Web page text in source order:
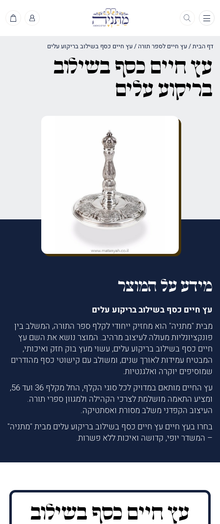
תפריט
דף הבית/עץ חיים לספר תורה /עץ חיים כסף בשילוב בריקוע עלים
עץ חיים כסף בשילוב
בריקוע עלים
מידע על המוצר
עץ חיים כסף בשילוב בריקוע עלים
מבית "מתניה" הוא מחזיק ייחודי לקלף ספר התורה, המשלב בין
פונקציונליות מעולה לעיצוב מרהיב. המוצר נושא את השם עץ
חיים כסף בשילוב בריקוע עלים, עשוי מעץ בוק חזק ואיכותי,
המבטיח עמידות לאורך שנים, ומשולב עם קישוטי כסף מהודרים
שמוסיפים יוקרה ואלגנטיות.
עץ החיים מותאם במדויק לכל סוגי הקלף, החל מקלף 36 ועד 56,
ומציע התאמה מושלמת לצרכי הקהילה ולמגוון ספרי תורה.
העיצוב הקפדני משלב מסורת ואסתטיקה.
בחרו בעץ חיים עץ חיים כסף בשילוב בריקוע עלים מבית "מתניה"
– המשדר יופי, קדושה ואיכות ללא פשרות.
עץ חיים כסף בשילוב